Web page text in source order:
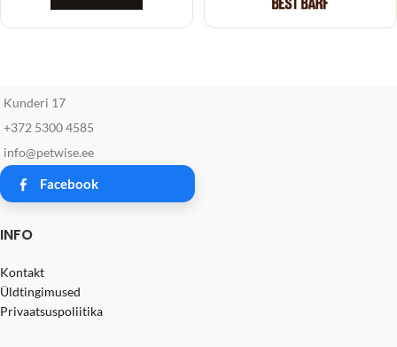
Kunderi 17
+372 5300 4585
info@petwise.ee
Facebook
INFO
Kontakt
Üldtingimused
Privaatsuspoliitika